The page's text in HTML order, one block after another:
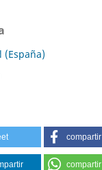
(España)
compartir
compartir